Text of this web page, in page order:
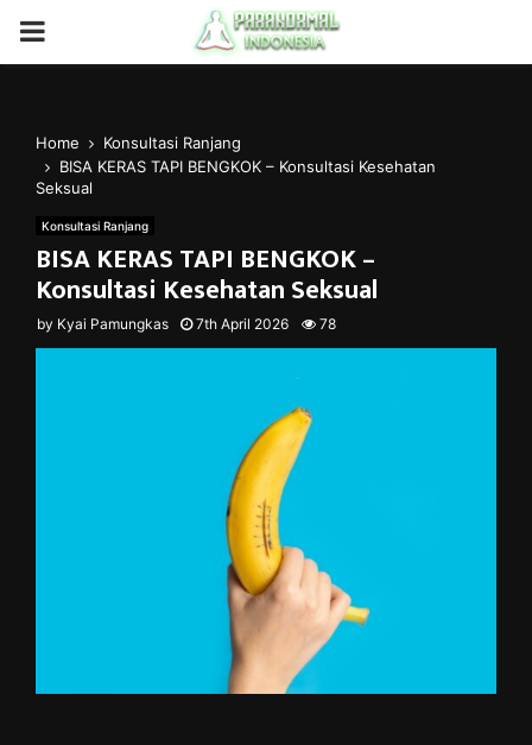
PRIMARY
Home
Konsultasi Ranjang
BISA KERAS TAPI BENGKOK – Konsultasi Kesehatan
Seksual
Konsultasi Ranjang
BISA KERAS TAPI BENGKOK –
Konsultasi Kesehatan Seksual
by Kyai Pamungkas 7th April 2026 78